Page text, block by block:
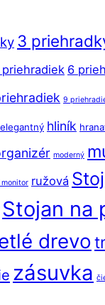
3
priehradiek 6
9
elegantný hliník
moderný
ružová
Stojan na
drevo
zásuvka